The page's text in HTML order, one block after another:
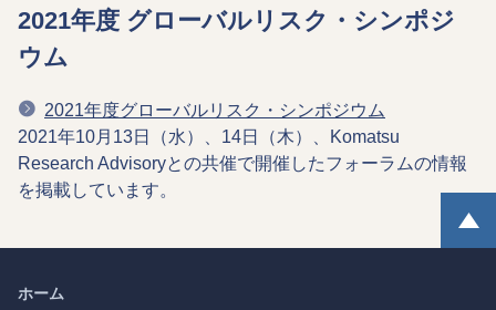
2021年度 グローバルリスク・シンポジ
ウム
2021年度グローバルリスク・シンポジウム
2021年10月13日（水）、14日（木）、Komatsu
Research Advisoryとの共催で開催したフォーラムの情報
を掲載しています。
ホーム